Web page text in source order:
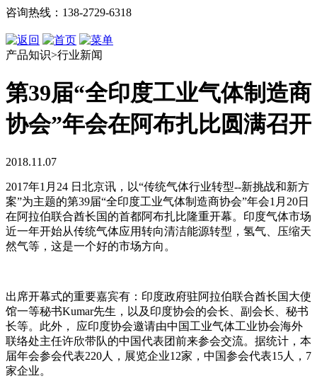
咨询热线：138-2729-6318
产品知识>行业新闻
第39届“全印度工业气体制造商
协会”年会在阿布扎比圆满召开
2018.11.07
2017年1月24 日北京讯，以“传统气体行业转型--新挑战和新方
案”为主题的第39届“全印度工业气体制造商协会”年会1月20日
在阿拉伯联合酋长国的首都阿布扎比隆重开幕。印度气体市场
近一年开始从传统气体应用转向清洁能源转型，氢气、压缩天
然气等，这是一个好的市场方向。
出席开幕式的重要嘉宾有：印度政府驻阿拉伯联合酋长国大使
馆一等秘书Kumar先生，以及印度协会的会长、副会长、秘书
长等。此外， 应印度协会邀请由中国工业气体工业协会海外
联络处主任许欣带队的中国代表团前来参会交流。据统计，本
届年会参会代表220人，展览企业12家，中国参会代表15人，7
家企业。